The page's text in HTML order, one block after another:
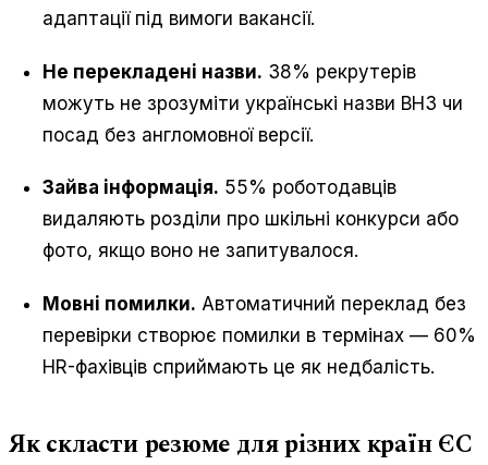
адаптації під вимоги вакансії.
Не перекладені назви. 38% рекрутерів
можуть не зрозуміти українські назви ВНЗ чи
посад без англомовної версії.
Зайва інформація. 55% роботодавців
видаляють розділи про шкільні конкурси або
фото, якщо воно не запитувалося.
Мовні помилки. Автоматичний переклад без
перевірки створює помилки в термінах — 60%
HR-фахівців сприймають це як недбалість.
Як скласти резюме для різних країн ЄС